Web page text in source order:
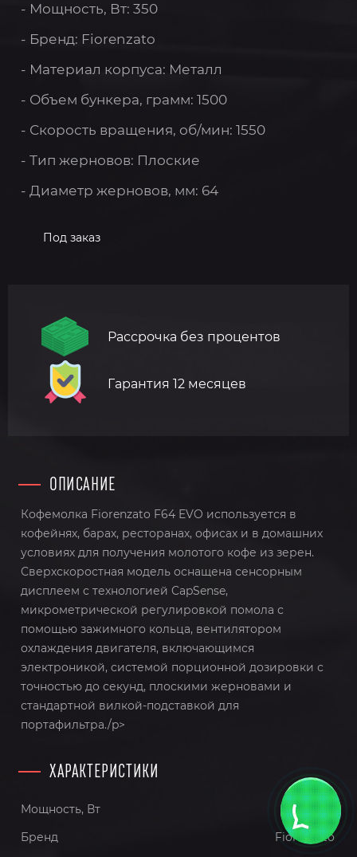
- Мощность, Вт: 350
- Бренд: Fiorenzato
- Материал корпуса: Металл
- Объем бункера, грамм: 1500
- Скорость вращения, об/мин: 1550
- Тип жерновов: Плоские
- Диаметр жерновов, мм: 64
Под заказ
Рассрочка без процентов
Гарантия 12 месяцев
ОПИСАНИЕ
Кофемолка Fiorenzato F64 EVO используется в
кофейнях, барах, ресторанах, офисах и в домашних
условиях для получения молотого кофе из зерен.
Сверхскоростная модель оснащена сенсорным
дисплеем с технологией CapSense,
микрометрической регулировкой помола с
помощью зажимного кольца, вентилятором
охлаждения двигателя, включающимся
электроникой, системой порционной дозировки с
точностью до секунд, плоскими жерновами и
стандартной вилкой-подставкой для
портафильтра./p>
ХАРАКТЕРИСТИКИ
Мощность, Вт
350
Бренд
Fiorenzato